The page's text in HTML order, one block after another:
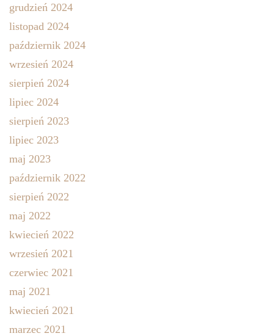
grudzień 2024
listopad 2024
październik 2024
wrzesień 2024
sierpień 2024
lipiec 2024
sierpień 2023
lipiec 2023
maj 2023
październik 2022
sierpień 2022
maj 2022
kwiecień 2022
wrzesień 2021
czerwiec 2021
maj 2021
kwiecień 2021
marzec 2021